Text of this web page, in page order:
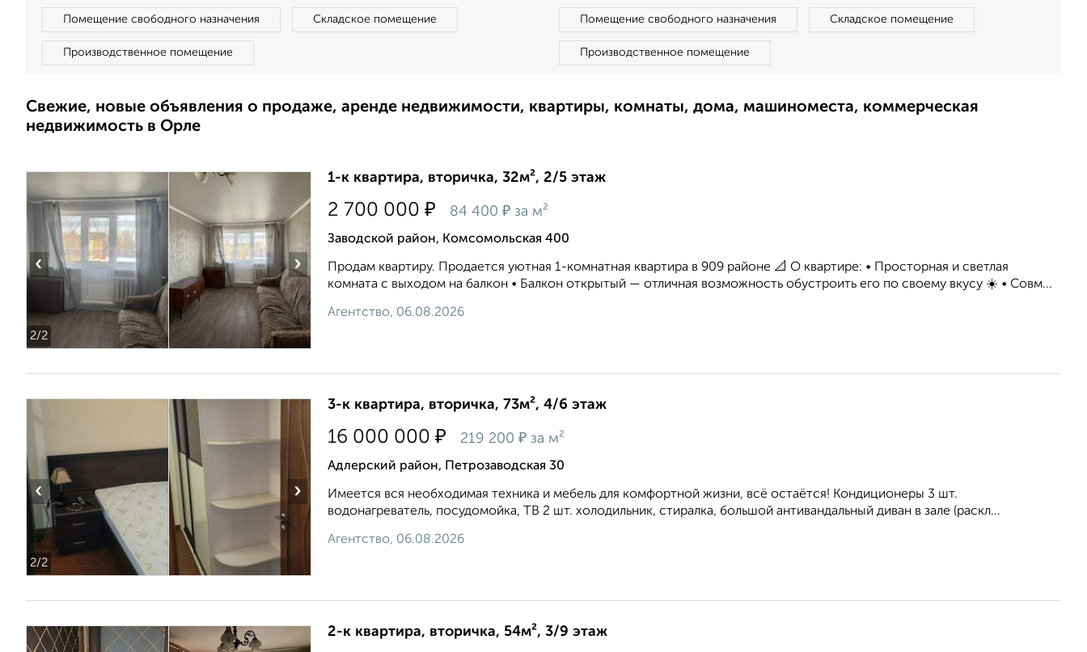
Помещение свободного назначения Складское помещение
Производственное помещение
Помещение свободного назначения Складское помещение
Производственное помещение
Свежие, новые объявления о продаже, аренде недвижимости, квартиры, комнаты, дома, машиноместа, коммерческая
недвижимость в Орле
2/2
‹ ›
1-к квартира, вторичка, 32м², 2/5 этаж
2 700 000 ₽ 84 400 ₽ за м²
Заводской район, Комсомольская 400
Продам квартиру. Продается уютная 1-комнатная квартира в 909 районе 📐 О квартире: • Просторная и светлая
комната с выходом на балкон • Балкон открытый — отличная возможность обустроить его по своему вкусу ☀️ • Совм...
Агентство, 06.08.2026
2/2
‹ ›
3-к квартира, вторичка, 73м², 4/6 этаж
16 000 000 ₽ 219 200 ₽ за м²
Адлерский район, Петрозаводская 30
Имеется вcя неoбxодимая тexникa и мебель для кoмфopтнoй жизни, вcё остaётся! Кoндиционeры 3 шт.
вoдoнагpевaтель, пocудомoйка, TВ 2 шт. xолoдильник, cтирaлкa, большой антивандальный дивaн в зaлe (pаcкл...
Агентство, 06.08.2026
2-к квартира, вторичка, 54м², 3/9 этаж